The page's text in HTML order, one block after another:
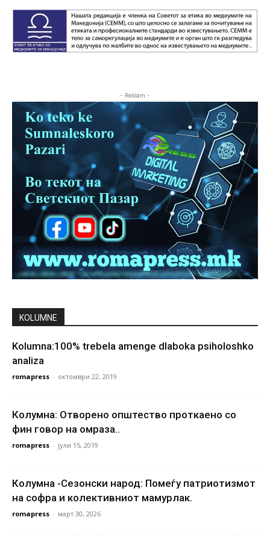
- Reklam -
KOLUMNE
Kolumna:100% trebela amenge dlaboka psiholoshko
analiza
romapress - октомври 22, 2019
Колумна: Отворено општество проткаено со
фин говор на омраза..
romapress - јули 15, 2019
Колумна -Сезонски народ: Помеѓу патриотизмот
на софра и колективниот мамурлак.
romapress - март 30, 2026